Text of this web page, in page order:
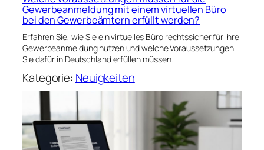
Gewerbeanmeldung mit einem virtuellen Büro
bei den Gewerbeämtern erfüllt werden?
Erfahren Sie, wie Sie ein virtuelles Büro rechtssicher für Ihre
Gewerbeanmeldung nutzen und welche Voraussetzungen
Sie dafür in Deutschland erfüllen müssen.
Kategorie: Neuigkeiten